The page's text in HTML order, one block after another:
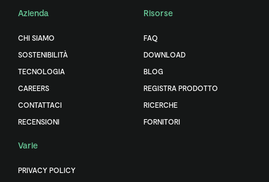
Azienda
CHI SIAMO
SOSTENIBILITÀ
TECNOLOGIA
CAREERS
CONTATTACI
RECENSIONI
Risorse
FAQ
DOWNLOAD
BLOG
REGISTRA PRODOTTO
RICERCHE
FORNITORI
Varie
PRIVACY POLICY